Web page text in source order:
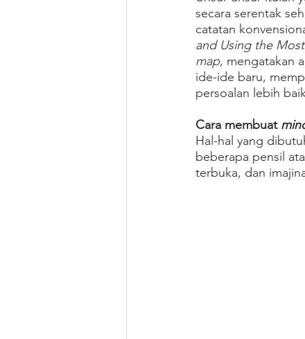
secara serentak
catatan
and Using the
map, mengatakan
ide-ide baru,
persoalan lebih
Cara membuat
Hal-hal yang
beberapa pensil
terbuka, dan